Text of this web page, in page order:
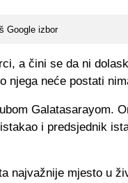
Google izbor
a čini se da ni
njega neće postati
Galatasarayom.
i predsjednik
najvažnije mjesto u